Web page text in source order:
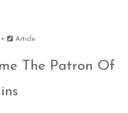
Article
The Patron Of